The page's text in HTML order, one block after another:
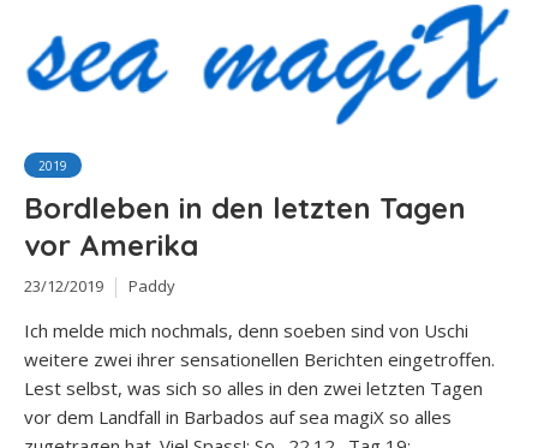
2019
Bordleben in den letzten Tagen
vor Amerika
23/12/2019 Paddy
Ich melde mich nochmals, denn soeben sind von Uschi
weitere zwei ihrer sensationellen Berichten eingetroffen.
Lest selbst, was sich so alles in den zwei letzten Tagen
vor dem Landfall in Barbados auf sea magiX so alles